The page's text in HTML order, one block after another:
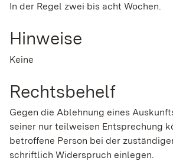
In der Regel zwei bis acht Wochen.
Hinweise
Keine
Rechtsbehelf
Gegen die Ablehnung eines
seiner nur teilweisen Entsprechung
betroffene Person bei der
schriftlich Widerspruch einlegen.